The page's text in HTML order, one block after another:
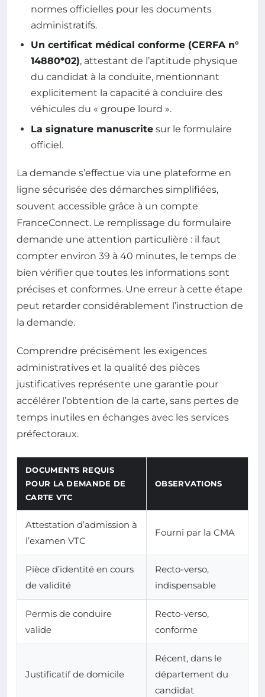
normes officielles pour les documents
administratifs.
Un certificat médical conforme (CERFA n°
14880*02), attestant de l’aptitude physique
du candidat à la conduite, mentionnant
explicitement la capacité à conduire des
véhicules du « groupe lourd ».
La signature manuscrite sur le formulaire
officiel.
La demande s’effectue via une plateforme en
ligne sécurisée des démarches simplifiées,
souvent accessible grâce à un compte
FranceConnect. Le remplissage du formulaire
demande une attention particulière : il faut
compter environ 39 à 40 minutes, le temps de
bien vérifier que toutes les informations sont
précises et conformes. Une erreur à cette étape
peut retarder considérablement l’instruction de
la demande.
Comprendre précisément les exigences
administratives et la qualité des pièces
justificatives représente une garantie pour
accélérer l’obtention de la carte, sans pertes de
temps inutiles en échanges avec les services
préfectoraux.
DOCUMENTS REQUIS
POUR LA DEMANDE DE
CARTE VTC
OBSERVATIONS
Attestation d’admission à
l’examen VTC
Fourni par la CMA
Pièce d’identité en cours
de validité
Recto-verso,
indispensable
Permis de conduire
valide
Recto-verso,
conforme
Justificatif de domicile
Récent, dans le
département du
candidat